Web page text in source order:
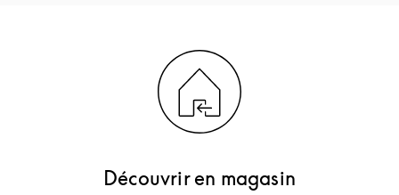
Découvrir en magasin